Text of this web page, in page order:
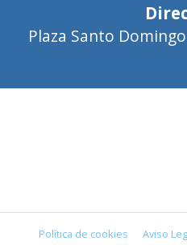
Plaza Santo
Política de cookies Aviso